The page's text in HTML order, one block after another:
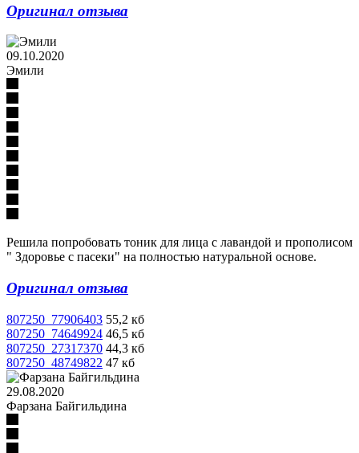
Оригинал отзыва
09.10.2020
Эмили
Решила попробовать тоник для лица с лавандой и прополисом
" Здоровье с пасеки" на полностью натуральной основе.
Оригинал отзыва
807250_77906403 55,2 кб
807250_74649924 46,5 кб
807250_27317370 44,3 кб
807250_48749822 47 кб
29.08.2020
Фарзана Байгильдина